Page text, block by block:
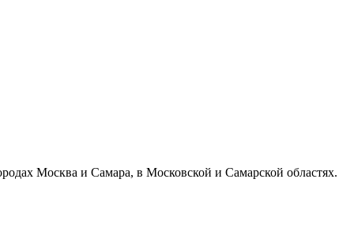
Москва и Самара, в Московской и Самарской областях.